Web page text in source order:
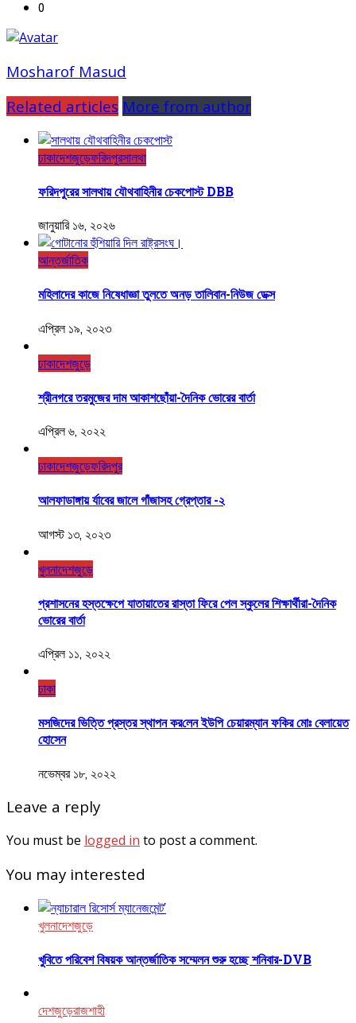
0
Mosharof Masud
Related articles More from author
ঢাকাদেশজুড়েফরিদপুরসালথা
ফরিদপুরের সালথায় যৌথবাহিনীর চেকপোস্ট DBB
জানুয়ারি ১৬, ২০২৬
আন্তর্জাতিক
মহিলাদের কাজে নিষেধাজ্ঞা তুলতে অনড় তালিবান-নিউজ ডেক্স
এপ্রিল ১৯, ২০২৩
ঢাকাদেশজুড়ে
শ্রীনগরে তরমুজের দাম আকাশছোঁয়া-দৈনিক ভোরের বার্তা
এপ্রিল ৬, ২০২২
ঢাকাদেশজুড়েফরিদপুর
আলফাডাঙ্গায় র্যাবের জালে গাঁজাসহ গ্রেপ্তার -২
আগস্ট ১৩, ২০২৩
খুলনাদেশজুড়ে
প্রশাসনের হস্তক্ষেপে যাতায়াতের রাস্তা ফিরে পেল স্কুলের শিক্ষার্থীরা-দৈনিক
ভোরের বার্তা
এপ্রিল ১১, ২০২২
ঢাকা
মসজিদের ভিত্তি প্রস্তর স্থাপন কর‌লেন ইউপি চেয়ারম্যান ফকির মোঃ বেলায়েত
হোসেন
নভেম্বর ১৮, ২০২২
Leave a reply
You must be logged in to post a comment.
You may interested
খুলনাদেশজুড়ে
খুবিতে পরিবেশ বিষয়ক আন্তর্জাতিক সম্মেলন শুরু হচ্ছে শনিবার-DVB
দেশজুড়েরাজশাহী